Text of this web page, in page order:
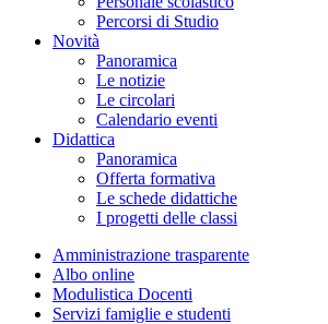
Percorsi di Studio
Novità
Panoramica
Le notizie
Le circolari
Calendario eventi
Didattica
Panoramica
Offerta formativa
Le schede didattiche
I progetti delle classi
Amministrazione trasparente
Albo online
Modulistica Docenti
Servizi famiglie e studenti